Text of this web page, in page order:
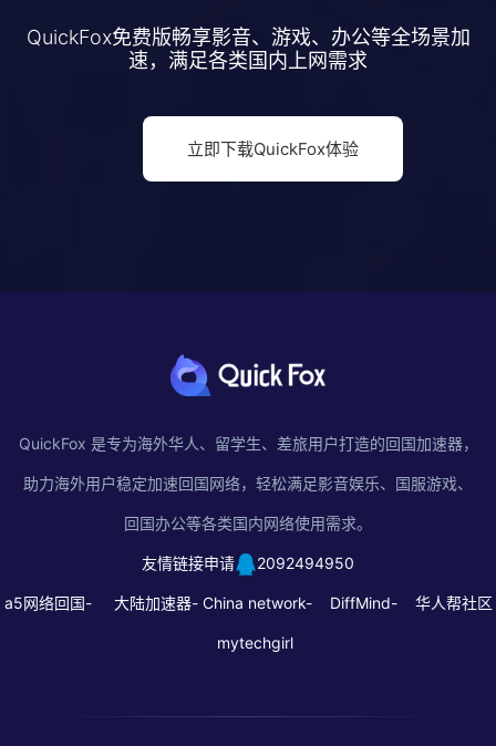
QuickFox免费版畅享影音、游戏、办公等全场景加
速，满足各类国内上网需求
立即下载QuickFox体验
QuickFox 是专为海外华人、留学生、差旅用户打造的回国加速器，
助力海外用户稳定加速回国网络，轻松满足影音娱乐、国服游戏、
回国办公等各类国内网络使用需求。
友情链接申请 2092494950
a5网络回国- 大陆加速器- China network- DiffMind- 华人帮社区
mytechgirl